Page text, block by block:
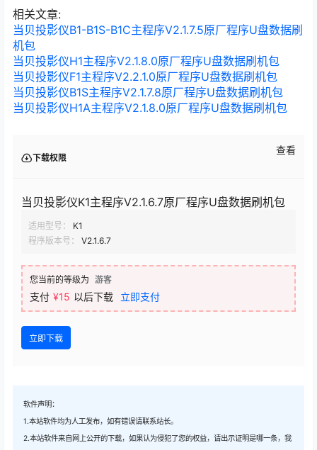
键，不要放； 5.插入电源线（备注：第四步和第五步顺序不能换）； 6.等
电源灯闪烁后放…
相关文章:
当贝投影仪B1-B1S-B1C主程序V2.1.7.5原厂程序U盘数据刷
机包
当贝投影仪H1主程序V2.1.8.0原厂程序U盘数据刷机包
当贝投影仪F1主程序V2.2.1.0原厂程序U盘数据刷机包
当贝投影仪B1S主程序V2.1.7.8原厂程序U盘数据刷机包
当贝投影仪H1A主程序V2.1.8.0原厂程序U盘数据刷机包
下载权限
查看
当贝投影仪K1主程序V2.1.6.7原厂程序U盘数据刷机包
适用型号：
K1
程序版本号：
V2.1.6.7
您当前的等级为 游客
支付 ¥15 以后下载 立即支付
立即下载
软件声明：
1.本站软件均为人工发布，如有错误请联系站长。
2.本站软件来自网上公开的下载，如果认为侵犯了您的权益，请出示证明是哪一条，我